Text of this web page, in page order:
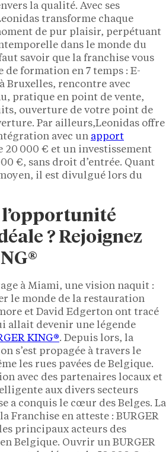
la qualité. Avec ses
transforme chaque
de pur plaisir, perpétuant
dans le monde du
savoir que la franchise vous
de formation en 7 temps : E-
Bruxelles, rencontre avec
pratique en point de vente,
ouverture de votre point de
Par ailleurs,Leonidas offre
avec un apport
20 000 € et un investissement
€, sans droit d’entrée. Quant
il est divulgué lors du
l’opportunité
? Rejoignez
à Miami, une vision naquit :
le monde de la restauration
et David Edgerton ont tracé
allait devenir une légende
KING®. Depuis lors, la
s’est propagée à travers le
les rues pavées de Belgique.
avec des partenaires locaux et
aux divers secteurs
a conquis le cœur des Belges. La
Franchise en atteste : BURGER
principaux acteurs des
Belgique. Ouvrir un BURGER